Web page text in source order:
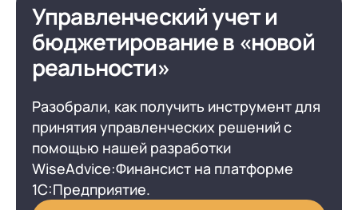
Управленческий учет и
бюджетирование в «новой
реальности»
Разобрали, как получить инструмент для
принятия управленческих решений с
помощью нашей разработки
WiseAdvice:Финансист на платформе
1С:Предприятие.